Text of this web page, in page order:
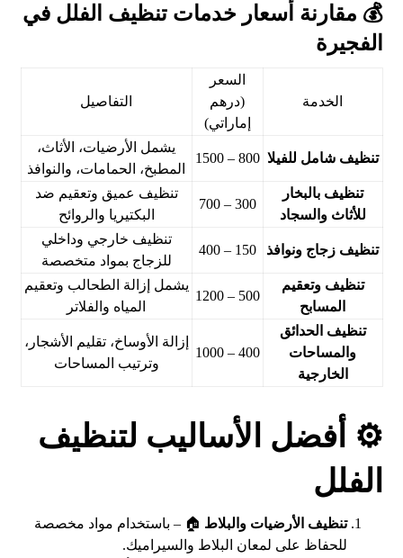
💰 مقارنة أسعار خدمات تنظيف الفلل في
الفجيرة
الخدمة
السعر
(درهم
إماراتي)
التفاصيل
تنظيف شامل للفيلا 800 – 1500
يشمل الأرضيات، الأثاث،
المطبخ، الحمامات، والنوافذ
تنظيف بالبخار
للأثاث والسجاد
300 – 700
تنظيف عميق وتعقيم ضد
البكتيريا والروائح
تنظيف زجاج ونوافذ 150 – 400
تنظيف خارجي وداخلي
للزجاج بمواد متخصصة
تنظيف وتعقيم
المسابح
500 – 1200
يشمل إزالة الطحالب وتعقيم
المياه والفلاتر
تنظيف الحدائق
والمساحات
الخارجية
400 – 1000
إزالة الأوساخ، تقليم الأشجار،
وترتيب المساحات
⚙️ أفضل الأساليب لتنظيف
الفلل
تنظيف الأرضيات والبلاط 🏠 – باستخدام مواد مخصصة
للحفاظ على لمعان البلاط والسيراميك.